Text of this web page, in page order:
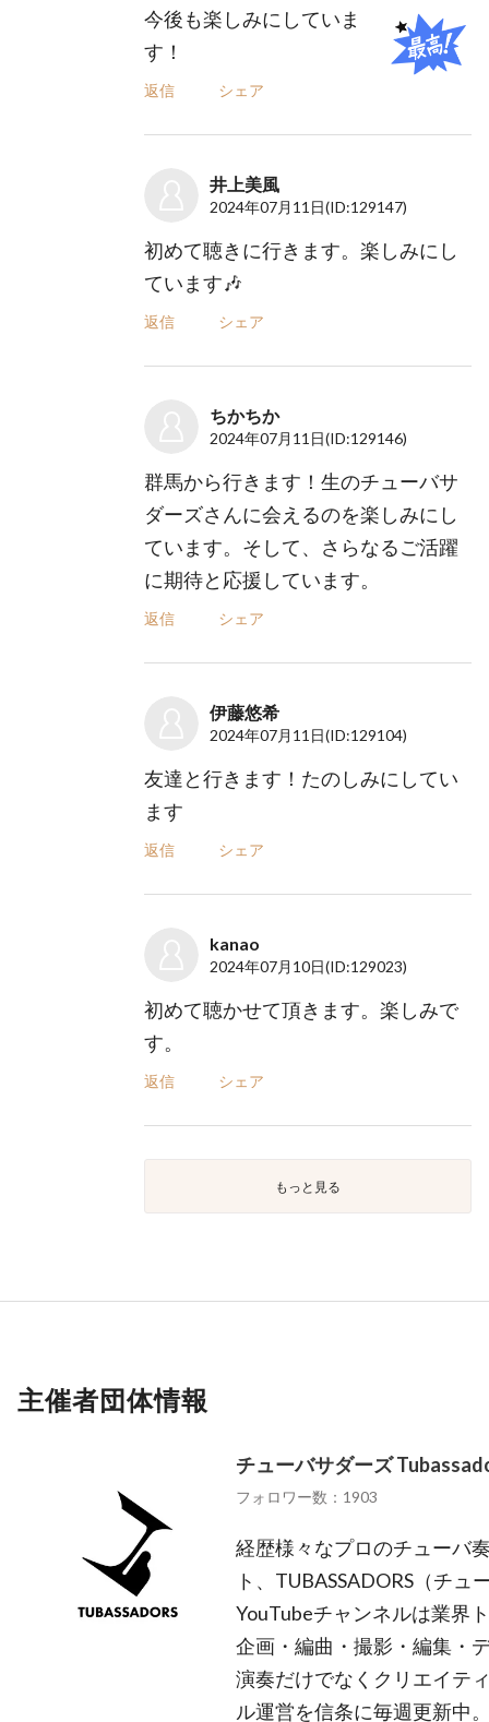
今後も楽しみにしていま
す！
返信 シェア
井上美風
2024年07月11日(ID:129147)
初めて聴きに行きます。楽しみにし
ています🎶
返信 シェア
ちかちか
2024年07月11日(ID:129146)
群馬から行きます！生のチューバサ
ダーズさんに会えるのを楽しみにし
ています。そして、さらなるご活躍
に期待と応援しています。
返信 シェア
伊藤悠希
2024年07月11日(ID:129104)
友達と行きます！たのしみにしてい
ます
返信 シェア
kanao
2024年07月10日(ID:129023)
初めて聴かせて頂きます。楽しみで
す。
返信 シェア
もっと見る
主催者団体情報
チューバサダーズ
フォロワー数：1903
経歴様々なプロのチューバ
ト、TUBASSADORS（チ
YouTubeチャンネルは業界
企画・編曲・撮影・編集・
演奏だけでなくクリエイテ
ル運営を信条に毎週更新中